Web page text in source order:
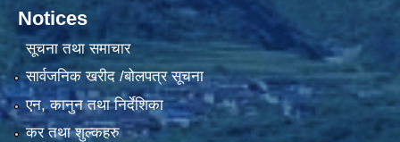
Notices
सूचना तथा समाचार
सार्वजनिक खरीद /बोलपत्र सूचना
एन, कानुन तथा निर्देशिका
कर तथा शुल्कहरु